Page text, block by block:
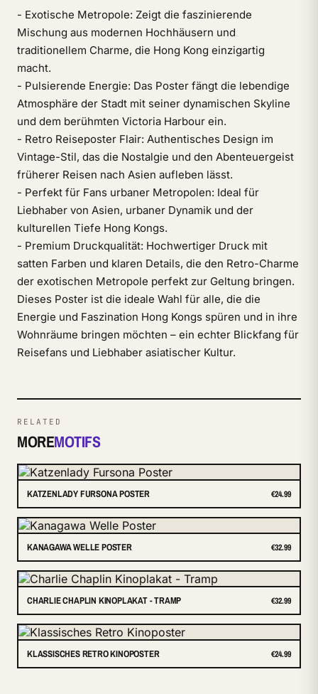
- Exotische Metropole: Zeigt die faszinierende
Mischung aus modernen Hochhäusern und
traditionellem Charme, die Hong Kong einzigartig
macht.
- Pulsierende Energie: Das Poster fängt die lebendige
Atmosphäre der Stadt mit seiner dynamischen Skyline
und dem berühmten Victoria Harbour ein.
- Retro Reiseposter Flair: Authentisches Design im
Vintage-Stil, das die Nostalgie und den Abenteuergeist
früherer Reisen nach Asien aufleben lässt.
- Perfekt für Fans urbaner Metropolen: Ideal für
Liebhaber von Asien, urbaner Dynamik und der
kulturellen Tiefe Hong Kongs.
- Premium Druckqualität: Hochwertiger Druck mit
satten Farben und klaren Details, die den Retro-Charme
der exotischen Metropole perfekt zur Geltung bringen.
Dieses Poster ist die ideale Wahl für alle, die die
Energie und Faszination Hong Kongs spüren und in ihre
Wohnräume bringen möchten – ein echter Blickfang für
Reisefans und Liebhaber asiatischer Kultur.
RELATED
MOREMOTIFS
KATZENLADY FURSONA POSTER €24.99
KANAGAWA WELLE POSTER €32.99
CHARLIE CHAPLIN KINOPLAKAT - TRAMP €32.99
KLASSISCHES RETRO KINOPOSTER €24.99